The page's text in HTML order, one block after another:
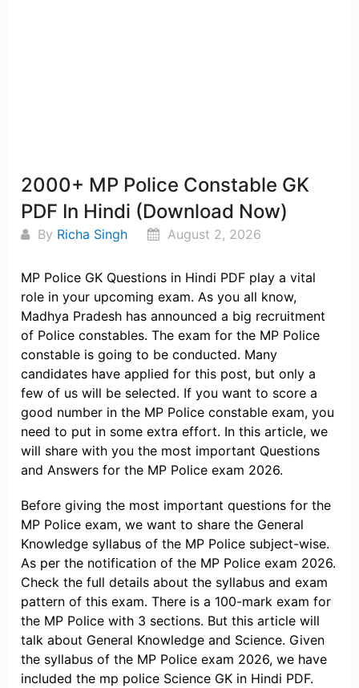
2000+ MP Police Constable GK
PDF In Hindi (Download Now)
By Richa Singh August 2, 2026
MP Police GK Questions in Hindi PDF play a vital
role in your upcoming exam. As you all know,
Madhya Pradesh has announced a big recruitment
of Police constables. The exam for the MP Police
constable is going to be conducted. Many
candidates have applied for this post, but only a
few of us will be selected. If you want to score a
good number in the MP Police constable exam, you
need to put in some extra effort. In this article, we
will share with you the most important Questions
and Answers for the MP Police exam 2026.
Before giving the most important questions for the
MP Police exam, we want to share the General
Knowledge syllabus of the MP Police subject-wise.
As per the notification of the MP Police exam 2026.
Check the full details about the syllabus and exam
pattern of this exam. There is a 100-mark exam for
the MP Police with 3 sections. But this article will
talk about General Knowledge and Science. Given
the syllabus of the MP Police exam 2026, we have
included the mp police Science GK in Hindi PDF.